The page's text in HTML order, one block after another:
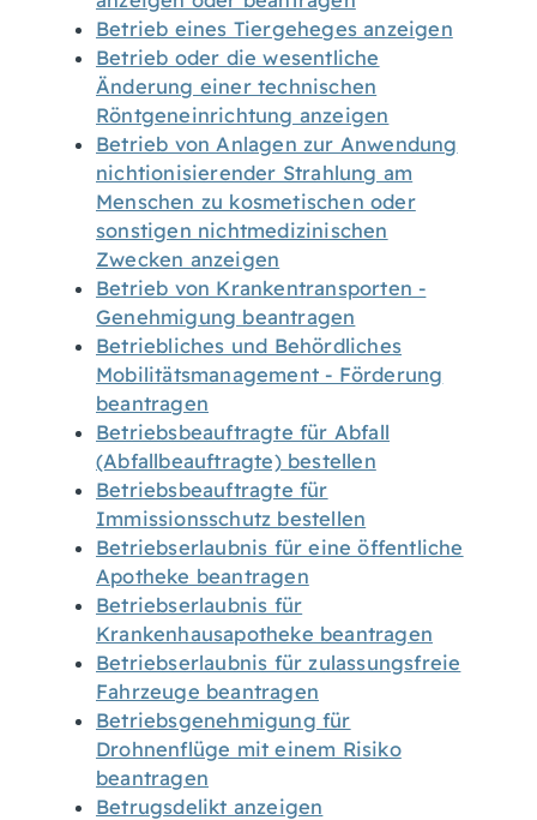
Betrieb eines Tiergeheges anzeigen
Betrieb oder die wesentliche
Änderung einer technischen
Röntgeneinrichtung anzeigen
Betrieb von Anlagen zur Anwendung
nichtionisierender Strahlung am
Menschen zu kosmetischen oder
sonstigen nichtmedizinischen
Zwecken anzeigen
Betrieb von Krankentransporten -
Genehmigung beantragen
Betriebliches und Behördliches
Mobilitätsmanagement - Förderung
beantragen
Betriebsbeauftragte für Abfall
(Abfallbeauftragte) bestellen
Betriebsbeauftragte für
Immissionsschutz bestellen
Betriebserlaubnis für eine öffentliche
Apotheke beantragen
Betriebserlaubnis für
Krankenhausapotheke beantragen
Betriebserlaubnis für zulassungsfreie
Fahrzeuge beantragen
Betriebsgenehmigung für
Drohnenflüge mit einem Risiko
beantragen
Betrugsdelikt anzeigen